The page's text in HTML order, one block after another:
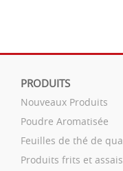
PRODUITS
Nouveaux Produits
Poudre Aromatisée
Feuilles de thé de
Produits frits et